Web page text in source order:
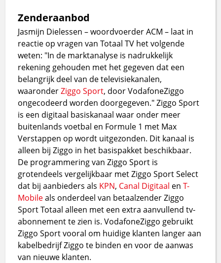
Zenderaanbod
Jasmijn Dielessen – woordvoerder ACM – laat in
reactie op vragen van Totaal TV het volgende
weten: "In de marktanalyse is nadrukkelijk
rekening gehouden met het gegeven dat een
belangrijk deel van de televisiekanalen,
waaronderZiggo Sport, door VodafoneZiggo
ongecodeerd worden doorgegeven." Ziggo Sport
is een digitaal basiskanaal waar onder meer
buitenlands voetbal en Formule 1 met Max
Verstappen op wordt uitgezonden. Dit kanaal is
alleen bij Ziggo in het basispakket beschikbaar.
De programmering van Ziggo Sport is
grotendeels vergelijkbaar met Ziggo Sport Select
dat bij aanbieders als KPN, Canal Digitaal enT-
Mobileals onderdeel van betaalzender Ziggo
Sport Totaal alleen met een extra aanvullend tv-
abonnement te zien is. VodafoneZiggo gebruikt
Ziggo Sport vooral om huidige klanten langer aan
kabelbedrijf Ziggo te binden en voor de aanwas
van nieuwe klanten.